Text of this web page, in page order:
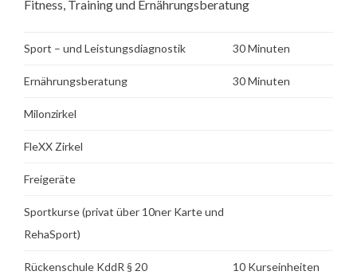
Fitness, Training und Ernährungsberatung
Sport – und Leistungsdiagnostik 30 Minuten
Ernährungsberatung 30 Minuten
Milonzirkel
FleXX Zirkel
Freigeräte
Sportkurse (privat über 10ner Karte und
RehaSport)
Rückenschule KddR § 20
10 Kurseinheiten